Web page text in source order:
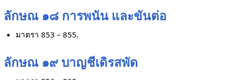
ลักษณ ๑๘ การพนัน และขันต่อ
มาตรา 853 – 855.
ลักษณ ๑๙ บาญชีเดิรสพัด